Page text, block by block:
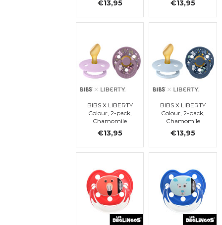
orthodontique,
€13,95
orthodontique,
€13,95
BIBS X LIBERTY
Colour, 2-pack,
Chamomile
Lawn - Violet
Sky Mix,
2
€13,95
BIBS X LIBERTY
Colour, 2-pack,
Chamomile
Lawn - Baby
Blue Mix,
2
€13,95